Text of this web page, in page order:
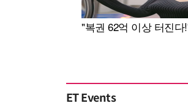
ET Events